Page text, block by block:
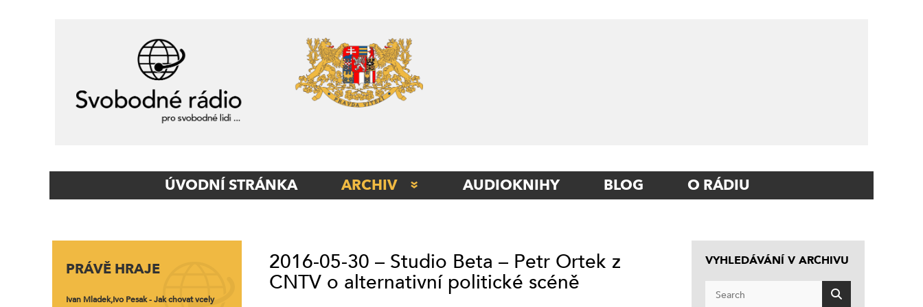
Navigation
ÚVODNÍ STRÁNKA ARCHIV
STUDIO ITÁLIE
AUDIOKNIHY BLOG O RÁDIU
PRÁVĚ HRAJE
Ivan Mladek,Ivo Pesak - Jak chovat vcely
2016-05-30 – Studio Beta – Petr Ortek z
CNTV o alternativní politické scéně
VYHLEDÁVÁNÍ V ARCHIVU